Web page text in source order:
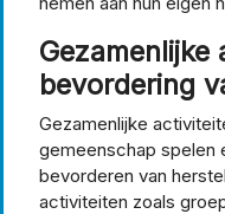
bevordering
Gezamenlijke
gemeenschap spelen
bevorderen van
activiteiten zoals